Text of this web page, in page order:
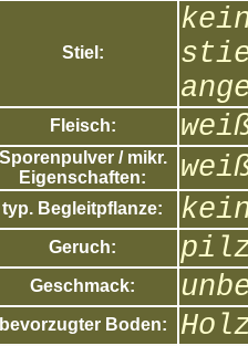
Stiel:
Fleisch:
Sporenpulver / mikr.
Eigenschaften:
typ. Begleitpflanze:
Geruch:
Geschmack:
bevorzugter Boden: